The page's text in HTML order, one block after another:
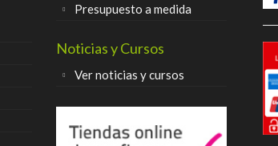
Presupuesto a medida
Noticias y Cursos
Ver noticias y cursos